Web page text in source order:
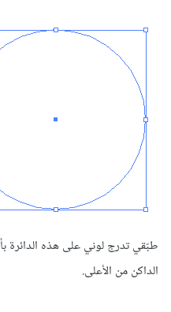
طبّقي تدرج لوني على هذه الدائرة
الداكن من الأعلى.